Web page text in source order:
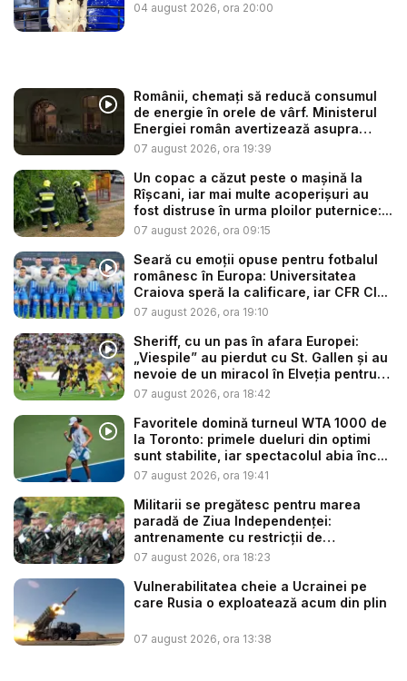
04 august 2026, ora 20:00
Românii, chemați să reducă consumul
de energie în orele de vârf. Ministerul
Energiei român avertizează asupra
efe...
07 august 2026, ora 19:39
Un copac a căzut peste o mașină la
Rîșcani, iar mai multe acoperișuri au
fost distruse în urma ploilor puternice:...
07 august 2026, ora 09:15
Seară cu emoții opuse pentru fotbalul
românesc în Europa: Universitatea
Craiova speră la calificare, iar CFR Cl...
07 august 2026, ora 19:10
Sheriff, cu un pas în afara Europei:
„Viespile” au pierdut cu St. Gallen și au
nevoie de un miracol în Elveția pentru
a...
07 august 2026, ora 18:42
Favoritele domină turneul WTA 1000 de
la Toronto: primele dueluri din optimi
sunt stabilite, iar spectacolul abia înc...
07 august 2026, ora 19:41
Militarii se pregătesc pentru marea
paradă de Ziua Independenței:
antrenamente cu restricții de
circulație...
07 august 2026, ora 18:23
Vulnerabilitatea cheie a Ucrainei pe
care Rusia o exploatează acum din plin
07 august 2026, ora 13:38